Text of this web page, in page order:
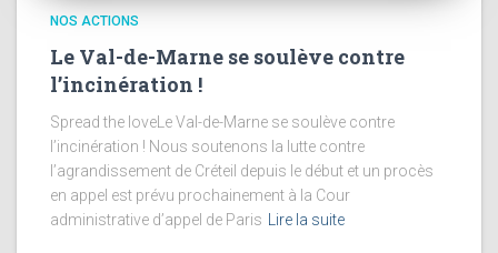
NOS ACTIONS
Le Val-de-Marne se soulève contre
l’incinération !
Spread the loveLe Val-de-Marne se soulève contre
l’incinération ! Nous soutenons la lutte contre
l’agrandissement de Créteil depuis le début et un procès
en appel est prévu prochainement à la Cour
administrative d’appel de Paris Lire la suite